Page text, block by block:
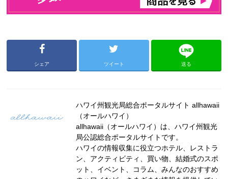
シェア ツイート 送る
ハワイ州観光局総合ポータルサイト allhawaii
（オールハワイ）
allhawaii（オールハワイ）は、ハワイ州観光
局公認総合ポータルサイトです。
ハワイの情報収集に役立つホテル、レストラ
ン、アクティビティ、買い物、結婚式のスポ
ット、イベント、コラム、みんなのおすすめ